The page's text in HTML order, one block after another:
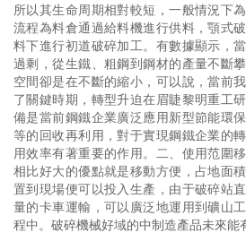
所以其生命周期相對較短，一般情況下
流程為料倉通過給料機進行供料，顎式
料下進行初道破碎加工。有數據顯示，
過剩，從生鐵、粗鋼到鋼材的產量不斷
空間卻是在不斷的縮小，可以說，當前
了關鍵時期，轉型升迫在眉睫黎明重工
備是當前鋼鐵企業廣泛應用新型節能環
等的回收再利用，對于實現鋼鐵企業的
用效率有著重要的作用。二、使用范圍
相比好大的優點就是移動方便，占地面
置到現場便可以投入生產，由于破碎站
量的卡車運輸，可以廣泛地運用到礦山
程中。破碎機械好域的中制造產品未來能